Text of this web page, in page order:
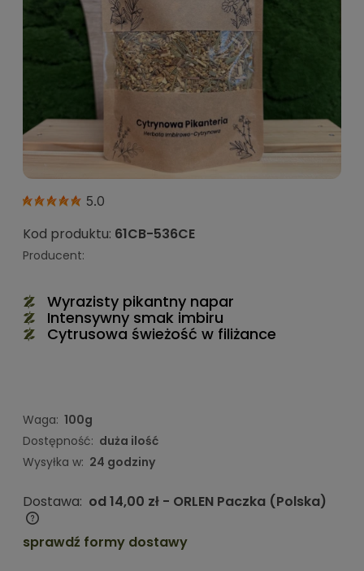
5.0
Kod produktu: 61CB-536CE
Producent:
Wyrazisty pikantny napar
Intensywny smak imbiru
Cytrusowa świeżość w filiżance
Waga: 100g
Dostępność: duża ilość
Wysyłka w: 24 godziny
Dostawa: od 14,00 zł - ORLEN Paczka (Polska)
Cena nie zawiera ewentualnych kosztów płatności
sprawdź formy dostawy